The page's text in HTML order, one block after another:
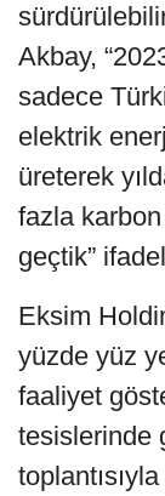
Akbay,
sadece
elektrik
üreterek
fazla karbon
geçtik”
Eksim
yüzde yüz
faaliyet
tesislerinde